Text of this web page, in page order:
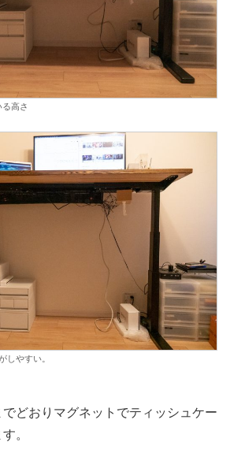
高さ
しやすい。
どおりマグネットでティッシュケー
。